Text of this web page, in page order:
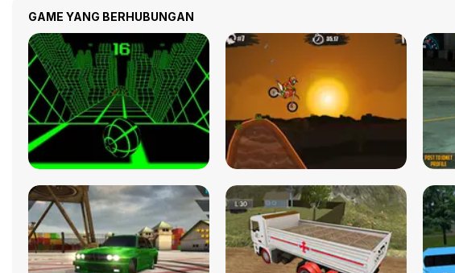
GAME YANG BERHUBUNGAN